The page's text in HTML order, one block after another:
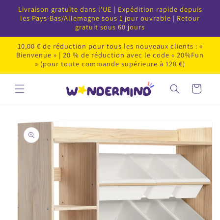
au
contenu
Livraison gratuite dans l'UE | Expédition rapide depuis
les Pays-Bas/Allemagne sous 1 jour ouvrable | Retour
gratuit sous 60 jours
10,00 € de réduction pour tous les nouveaux clients : «
Bienvenue » | 20 % de réduction avec le code « 20%Fun
» (pour toute commande supérieure à 120 €)
Panier
contenu
du